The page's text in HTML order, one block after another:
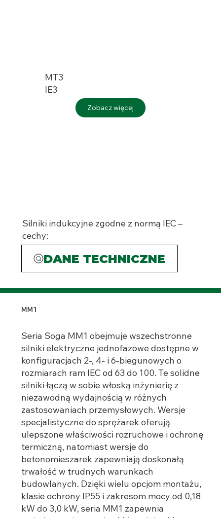
MT3
IE3
Zobacz więcej
Silniki indukcyjne zgodne z normą IEC –
cechy:
DANE TECHNICZNE
MM1
Seria Soga MM1 obejmuje wszechstronne
silniki elektryczne jednofazowe dostępne w
konfiguracjach 2-, 4- i 6-biegunowych o
rozmiarach ram IEC od 63 do 100. Te solidne
silniki łączą w sobie włoską inżynierię z
niezawodną wydajnością w różnych
zastosowaniach przemysłowych. Wersje
specjalistyczne do sprężarek oferują
ulepszone właściwości rozruchowe i ochronę
termiczną, natomiast wersje do
betonomieszarek zapewniają doskonałą
trwałość w trudnych warunkach
budowlanych. Dzięki wielu opcjom montażu,
klasie ochrony IP55 i zakresom mocy od 0,18
kW do 3,0 kW, seria MM1 zapewnia